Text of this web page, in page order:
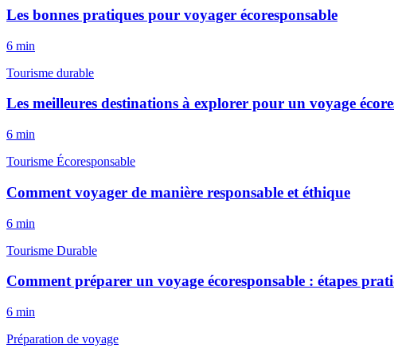
Les bonnes pratiques pour voyager écoresponsable
6 min
Tourisme durable
Les meilleures destinations à explorer pour un voyage
6 min
Tourisme Écoresponsable
Comment voyager de manière responsable et éthique
6 min
Tourisme Durable
Comment préparer un voyage écoresponsable : étapes
6 min
Préparation de voyage